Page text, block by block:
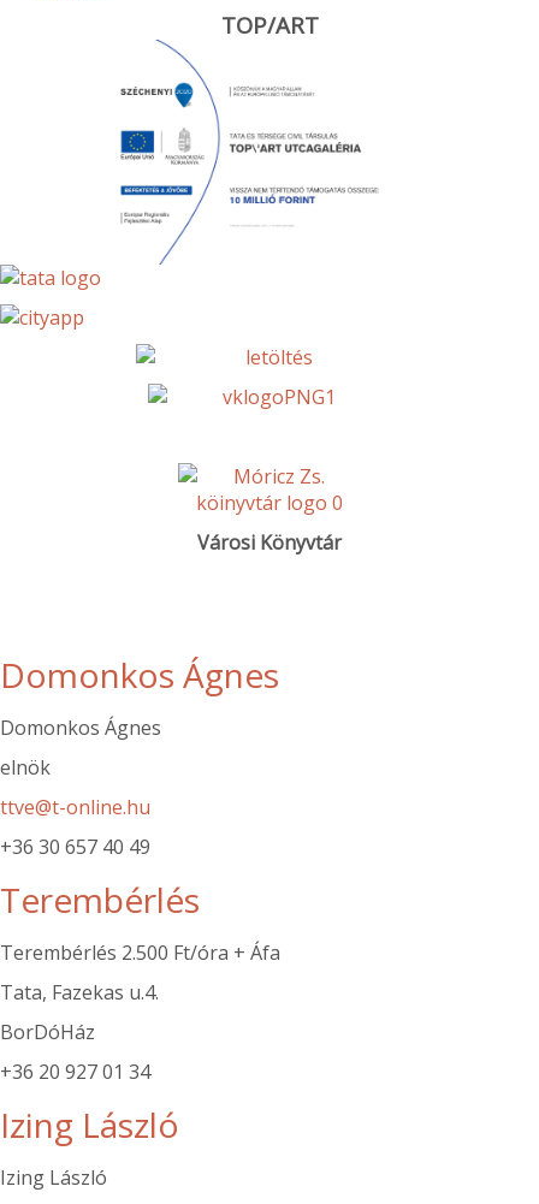
TOP/ART
Városi Könyvtár
Domonkos Ágnes
Domonkos Ágnes
elnök
ttve@t-online.hu
+36 30 657 40 49
Terembérlés
Terembérlés 2.500 Ft/óra + Áfa
Tata, Fazekas u.4.
BorDóHáz
+36 20 927 01 34
Izing László
Izing László